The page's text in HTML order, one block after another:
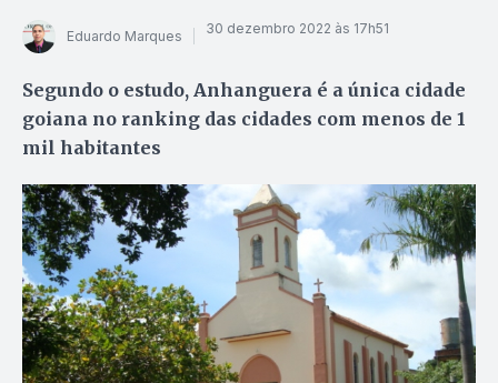
Eduardo Marques 30 dezembro 2022 às 17h51
Segundo o estudo, Anhanguera é a única cidade
goiana no ranking das cidades com menos de 1
mil habitantes